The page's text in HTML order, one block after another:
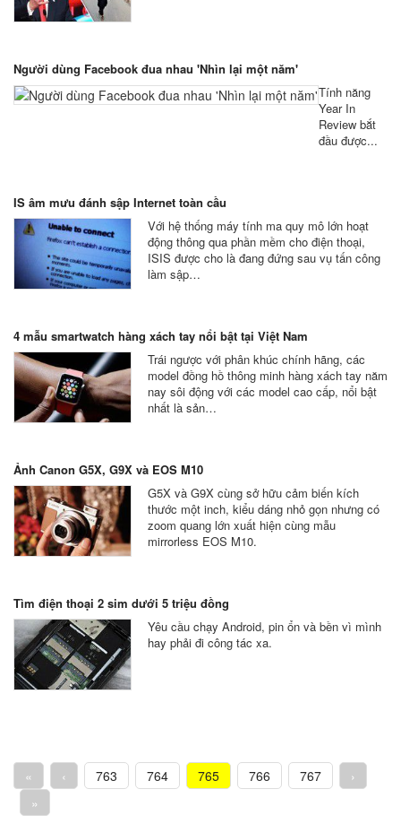
Người dùng Facebook đua nhau 'Nhìn lại một năm'
Tính năng
Year In
Review bắt
đầu được...
IS âm mưu đánh sập Internet toàn cầu
Với hệ thống máy tính ma quy mô lớn hoạt
động thông qua phần mềm cho điện thoại,
ISIS được cho là đang đứng sau vụ tấn công
làm sập…
4 mẫu smartwatch hàng xách tay nổi bật tại Việt Nam
Trái ngược với phân khúc chính hãng, các
model đồng hồ thông minh hàng xách tay năm
nay sôi động với các model cao cấp, nổi bật
nhất là sản…
Ảnh Canon G5X, G9X và EOS M10
G5X và G9X cùng sở hữu cảm biến kích
thước một inch, kiểu dáng nhỏ gọn nhưng có
zoom quang lớn xuất hiện cùng mẫu
mirrorless EOS M10.
Tìm điện thoại 2 sim dưới 5 triệu đồng
Yêu cầu chạy Android, pin ổn và bền vì mình
hay phải đi công tác xa.
« ‹ 763 764 765 766 767
›
»